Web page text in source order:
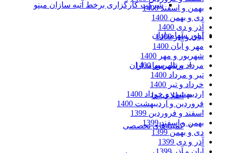
شرکت کارگزاری برخط آتیه سازان مینو
امور سهامداران
پرتال سهامداران
اطلاعیه‌ها
کمیته‌های تخصصی
بهمن و اسفند 1400
دی و بهمن 1400
آذر و دی 1400
آبان و آذر 1400
مهر و آبان 1400
شهریور و مهر 1400
مرداد و شهریور 1400
تیر و مرداد 1400
خرداد و تیر 1400
اردیبهشت و خرداد 1400
فروردین و اردیبهشت 1400
اسفند و فروردین 1399
بهمن و اسفند 1399
دی و بهمن 1399
آذر و دی 1399
آبان و آذر 1399